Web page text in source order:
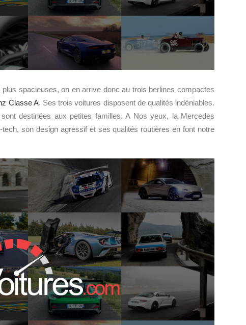
spacieuses, on en arrive donc au trois berlines compactes
Classe A. Ses trois voitures disposent de qualités indéniables.
sont destinées aux petites familles. A Nos yeux, la Mercedes
son design agressif et ses qualités routières en font notre